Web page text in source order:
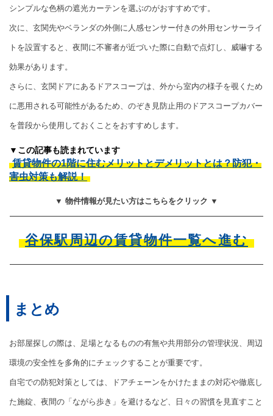
シンプルな色柄の遮光カーテンを選ぶのがおすすめです。
次に、玄関先やベランダの外側に人感センサー付きの外用センサーライ
トを設置すると、夜間に不審者が近づいた際に自動で点灯し、威嚇する
効果があります。
さらに、玄関ドアにあるドアスコープは、外から室内の様子を覗くため
に悪用される可能性があるため、のぞき見防止用のドアスコープカバー
を普段から使用しておくことをおすすめします。
▼この記事も読まれています
賃貸物件の1階に住むメリットとデメリットとは？防犯・
害虫対策も解説！
▼ 物件情報が見たい方はこちらをクリック ▼
谷保駅周辺の賃貸物件一覧へ進む
まとめ
お部屋探しの際は、足場となるものの有無や共用部分の管理状況、周辺
環境の安全性を多角的にチェックすることが重要です。
自宅での防犯対策としては、ドアチェーンをかけたままの対応や徹底し
た施錠、夜間の「ながら歩き」を避けるなど、日々の習慣を見直すこと